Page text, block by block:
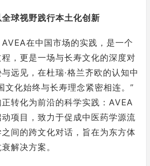
球视野践行本土化创新
在中国市场的实践，是一个
，更是一场与长寿文化的深度对
远见，在杜瑞·格兰齐欧的认知中
文化始终与长寿理念紧密相连。”
转化为前沿的科学实践：AVEA
项目，致力于促成中医药学源流
间的跨文化对话，旨在为东方体
解决方案。